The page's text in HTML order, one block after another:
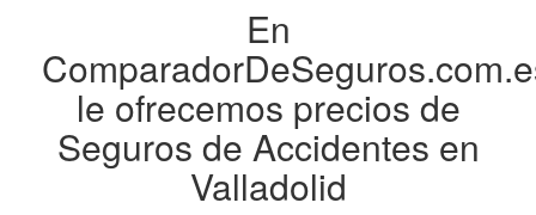
En
le ofrecemos precios de
Seguros de Accidentes en
Valladolid